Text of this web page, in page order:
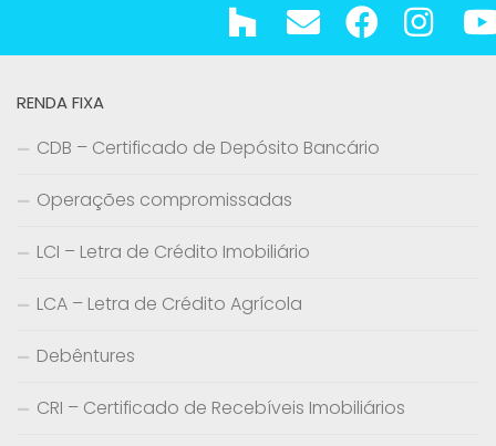
RENDA FIXA
CDB – Certificado de Depósito Bancário
Operações compromissadas
LCI – Letra de Crédito Imobiliário
LCA – Letra de Crédito Agrícola
Debêntures
CRI – Certificado de Recebíveis Imobiliários